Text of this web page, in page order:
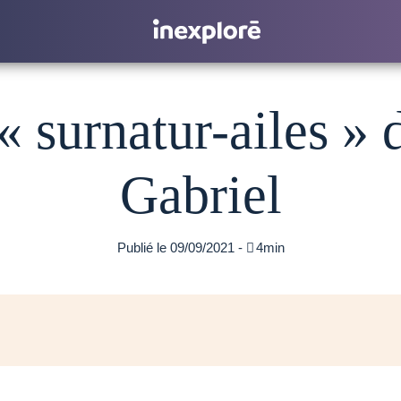
surnatur-ailes »
Gabriel
Publié le 09/09/2021 - 4min